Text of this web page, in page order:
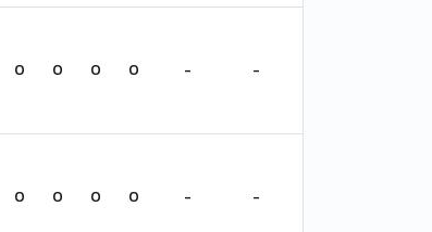
0 0 0 0 - -
0 0 0 0 - -